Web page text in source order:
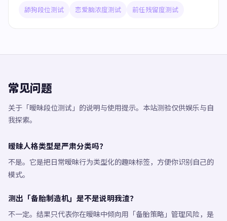
舔狗段位测试 恋爱脑浓度测试 前任残留度测试
常见问题
关于「暧昧段位测试」的说明与使用提示。本站测验仅供娱乐与自
我探索。
暧昧人格类型是严肃分类吗？
不是。它是把日常暧昧行为类型化的趣味标签，方便你识别自己的
模式。
测出「备胎制造机」是不是说明我渣？
不一定。结果只代表你在暧昧中倾向用「备胎策略」管理风险，是